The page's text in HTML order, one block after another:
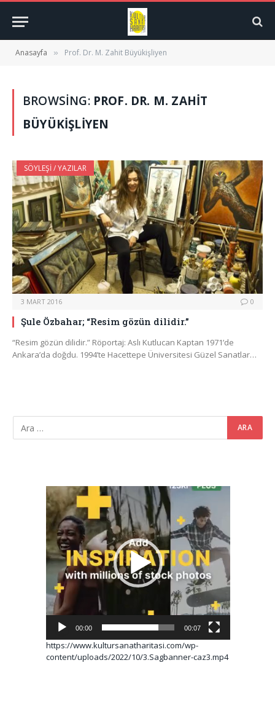
Anasayfa » Prof. Dr. M. Zahit Büyükişliyen
BROWSING: PROF. DR. M. ZAHIT
BÜYÜKIŞLIYEN
SÖYLEŞI / YAZILAR
3 MART 2016 0
Şule Özbahar; “Resim gözün dilidir.”
“Resim gözün dilidir.” Röportaj: Aslı Kutlucan Kaptan 1971’de
Ankara’da doğdu. 1994’te Hacettepe Üniversitesi Güzel Sanatlar…
Video
oynatıcı
00:00 00:07
https://www.kultursanatharitasi.com/wp-
content/uploads/2022/10/3.Sagbanner-caz3.mp4